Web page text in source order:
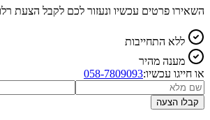
השאירו פרטים עכשיו ונעזור לכם לקבל הצעת
ללא התחייבות
מענה מהיר
או חייגו עכשיו:058-7809093
קבלו הצעה